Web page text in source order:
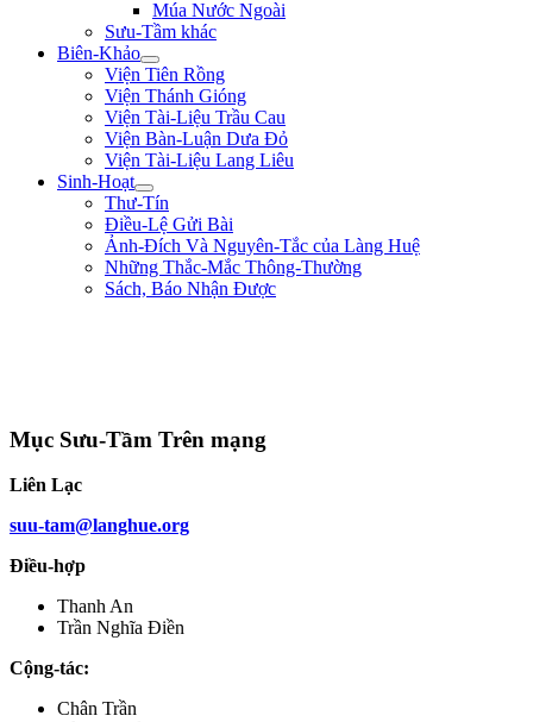
Múa Nước Ngoài
Sưu-Tầm khác
Biên-Khảo
Viện Tiên Rồng
Viện Thánh Gióng
Viện Tài-Liệu Trầu Cau
Viện Bàn-Luận Dưa Đỏ
Viện Tài-Liệu Lang Liêu
Sinh-Hoạt
Thư-Tín
Điều-Lệ Gửi Bài
Ảnh-Đích Và Nguyên-Tắc của Làng Huệ
Những Thắc-Mắc Thông-Thường
Sách, Báo Nhận Được
Mục Sưu-Tầm Trên mạng
Liên Lạc
suu-tam@langhue.org
Điều-hợp
Thanh An
Trần Nghĩa Điền
Cộng-tác:
Chân Trần